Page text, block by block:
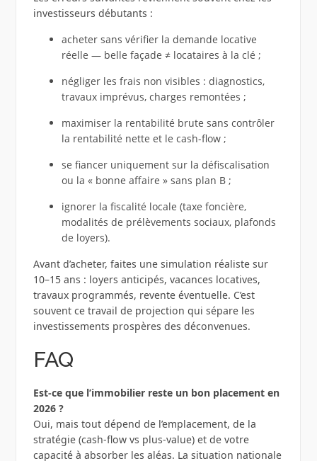
investisseurs débutants :
acheter sans vérifier la demande locative
réelle — belle façade ≠ locataires à la clé ;
négliger les frais non visibles : diagnostics,
travaux imprévus, charges remontées ;
maximiser la rentabilité brute sans contrôler
la rentabilité nette et le cash-flow ;
se fiancer uniquement sur la défiscalisation
ou la « bonne affaire » sans plan B ;
ignorer la fiscalité locale (taxe foncière,
modalités de prélèvements sociaux, plafonds
de loyers).
Avant d’acheter, faites une simulation réaliste sur
10–15 ans : loyers anticipés, vacances locatives,
travaux programmés, revente éventuelle. C’est
souvent ce travail de projection qui sépare les
investissements prospères des déconvenues.
FAQ
Est-ce que l’immobilier reste un bon placement en
2026 ?
Oui, mais tout dépend de l’emplacement, de la
stratégie (cash-flow vs plus-value) et de votre
capacité à absorber les aléas. La situation nationale